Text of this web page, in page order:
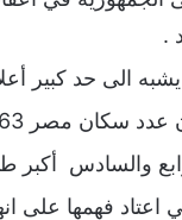
.
الى حد كبير
والسادس
اعتاد فهمها على